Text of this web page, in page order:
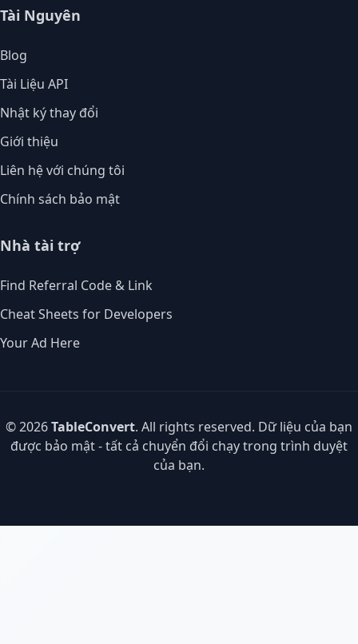
Tài Nguyên
Blog
Tài Liệu API
Nhật ký thay đổi
Giới thiệu
Liên hệ với chúng tôi
Chính sách bảo mật
Nhà tài trợ
Find Referral Code & Link
Cheat Sheets for Developers
Your Ad Here
© 2026TableConvert. All rights reserved. Dữ liệu của bạn
được bảo mật - tất cả chuyển đổi chạy trong trình duyệt
của bạn.